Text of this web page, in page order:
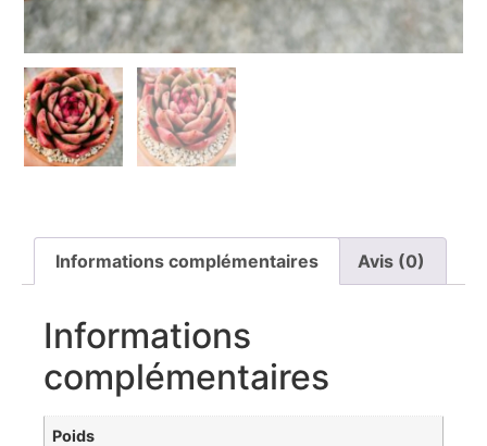
Informations complémentaires Avis (0)
Informations
complémentaires
Poids